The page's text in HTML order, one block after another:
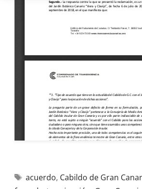
acuerdo, Cabildo de Gran